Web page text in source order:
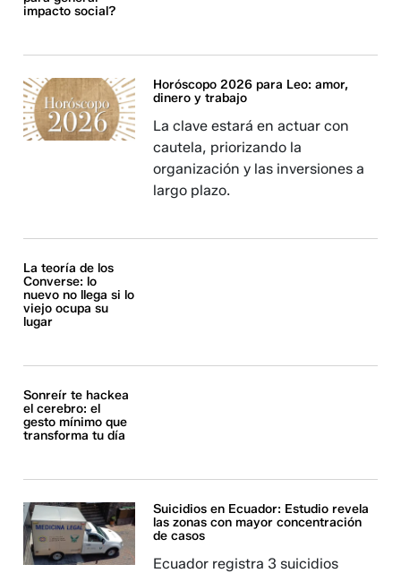
impacto social?
Horóscopo 2026 para Leo: amor,
dinero y trabajo
La clave estará en actuar con
cautela, priorizando la
organización y las inversiones a
largo plazo.
La teoría de los
Converse: lo
nuevo no llega si lo
viejo ocupa su
lugar
Sonreír te hackea
el cerebro: el
gesto mínimo que
transforma tu día
Suicidios en Ecuador: Estudio revela
las zonas con mayor concentración
de casos
Ecuador registra 3 suicidios